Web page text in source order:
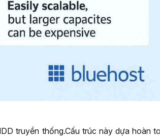
truyền thống.Cấu trúc này dựa hoàn